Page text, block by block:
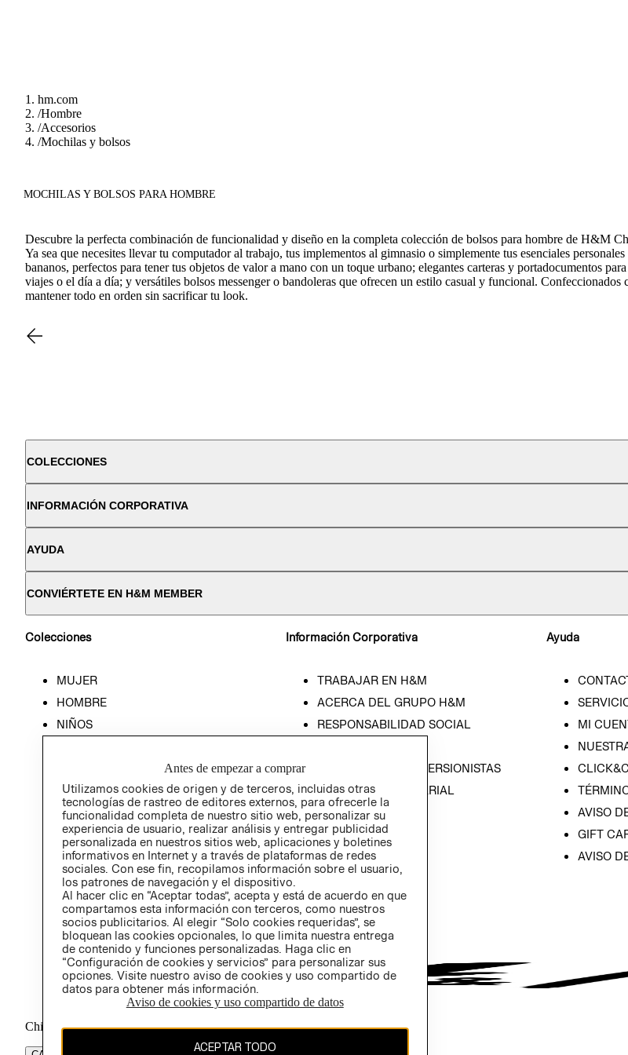
hm.com
/Hombre
/Accesorios
/Mochilas y bolsos
MOCHILAS Y BOLSOS PARA HOMBRE
Descubre la perfecta combinación de funcionalidad y diseño en la completa colección de bolsos para hombre de H&M
Ya sea que necesites llevar tu computador al trabajo, tus implementos al gimnasio o simplemente tus esenciales
bananos, perfectos para tener tus objetos de valor a mano con un toque urbano; elegantes carteras y portadocumentos
viajes o el día a día; y versátiles bolsos messenger o bandoleras que ofrecen un estilo casual y funcional. Confeccionados
mantener todo en orden sin sacrificar tu look.
COLECCIONES
INFORMACIÓN CORPORATIVA
AYUDA
CONVIÉRTETE EN H&M MEMBER
Colecciones
MUJER
HOMBRE
NIÑOS
Información Corporativa
TRABAJAR EN H&M
ACERCA DEL GRUPO H&M
RESPONSABILIDAD SOCIAL
RELACIÓN CON INVERSIONISTAS
POLÍTICA EMPRESARIAL
Ayuda
MI
AVISO
GIFT
AVISO
Chile ($)
Antes de empezar a comprar
Utilizamos cookies de origen y de terceros, incluidas otras
tecnologías de rastreo de editores externos, para ofrecerle la
funcionalidad completa de nuestro sitio web, personalizar su
experiencia de usuario, realizar análisis y entregar publicidad
personalizada en nuestros sitios web, aplicaciones y boletines
informativos en Internet y a través de plataformas de redes
sociales. Con ese fin, recopilamos información sobre el usuario,
los patrones de navegación y el dispositivo.
Al hacer clic en “Aceptar todas”, acepta y está de acuerdo en que
compartamos esta información con terceros, como nuestros
socios publicitarios. Al elegir “Solo cookies requeridas”, se
bloquean las cookies opcionales, lo que limita nuestra entrega
de contenido y funciones personalizadas. Haga clic en
“Configuración de cookies y servicios” para personalizar sus
opciones. Visite nuestro aviso de cookies y uso compartido de
datos para obtener más información.
Aviso de cookies y uso compartido de datos
ACEPTAR TODO